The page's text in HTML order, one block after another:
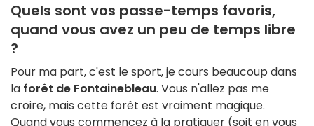
Quels sont vos passe-temps favoris,
quand vous avez un peu de temps libre
?
Pour ma part, c'est le sport, je cours beaucoup dans
la forêt de Fontainebleau. Vous n'allez pas me
croire, mais cette forêt est vraiment magique.
Quand vous commencez à la pratiquer (soit en vous